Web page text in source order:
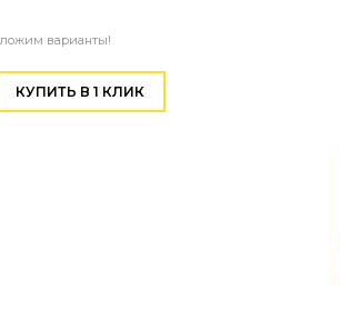
варианты!
КУПИТЬ В 1 КЛИК